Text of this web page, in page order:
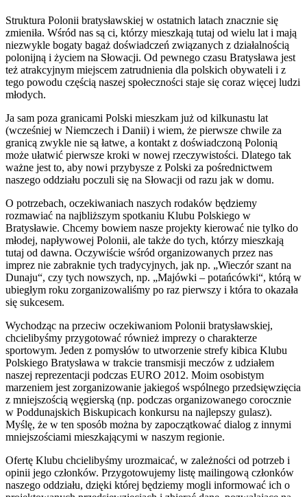
Struktura Polonii bratysławskiej w ostatnich latach znacznie się
zmieniła. Wśród nas są ci, którzy mieszkają tutaj od wielu lat i mają
niezwykle bogaty bagaż doświadczeń związanych z działalnością
polonijną i życiem na Słowacji. Od pewnego czasu Bratysława jest
też atrakcyjnym miejscem zatrudnienia dla polskich obywateli i z
tego powodu częścią naszej społeczności staje się coraz więcej ludzi
młodych.
Ja sam poza granicami Polski mieszkam już od kilkunastu lat
(wcześniej w Niemczech i Danii) i wiem, że pierwsze chwile za
granicą zwykle nie są łatwe, a kontakt z doświadczoną Polonią
może ułatwić pierwsze kroki w nowej rzeczywistości. Dlatego tak
ważne jest to, aby nowi przybysze z Polski za pośrednictwem
naszego oddziału poczuli się na Słowacji od razu jak w domu.
O potrzebach, oczekiwaniach naszych rodaków będziemy
rozmawiać na najbliższym spotkaniu Klubu Polskiego w
Bratysławie. Chcemy bowiem nasze projekty kierować nie tylko do
młodej, napływowej Polonii, ale także do tych, którzy mieszkają
tutaj od dawna. Oczywiście wśród organizowanych przez nas
imprez nie zabraknie tych tradycyjnych, jak np. „Wieczór szant na
Dunaju“, czy tych nowszych, np. „Majówki – potańcówki“, którą w
ubiegłym roku zorganizowaliśmy po raz pierwszy i która to okazała
się sukcesem.
Wychodząc na przeciw oczekiwaniom Polonii bratysławskiej,
chcielibyśmy przygotować również imprezy o charakterze
sportowym. Jeden z pomysłów to utworzenie strefy kibica Klubu
Polskiego Bratysława w trakcie transmisji meczów z udziałem
naszej reprezentacji podczas EURO 2012. Moim osobistym
marzeniem jest zorganizowanie jakiegoś wspólnego przedsięwzięcia
z mniejszością węgierską (np. podczas organizowanego corocznie
w Poddunajskich Biskupicach konkursu na najlepszy gulasz).
Myślę, że w ten sposób można by zapoczątkować dialog z innymi
mniejszościami mieszkającymi w naszym regionie.
Ofertę Klubu chcielibyśmy urozmaicać, w zależności od potrzeb i
opinii jego członków. Przygotowujemy listę mailingową członków
naszego oddziału, dzięki której będziemy mogli informować ich o